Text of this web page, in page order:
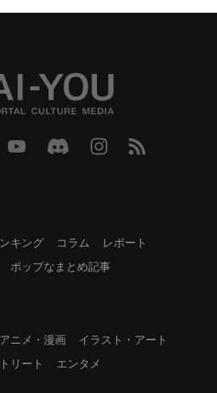
キング コラム
レポート
ポップなまとめ記事
アニメ・漫画
イラスト・アート
リート エンタメ